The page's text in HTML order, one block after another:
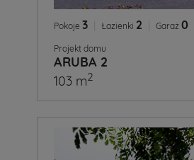
Pokoje 3 Łazienki 2 Garaż 0
Projekt domu
ARUBA 2
103 m2